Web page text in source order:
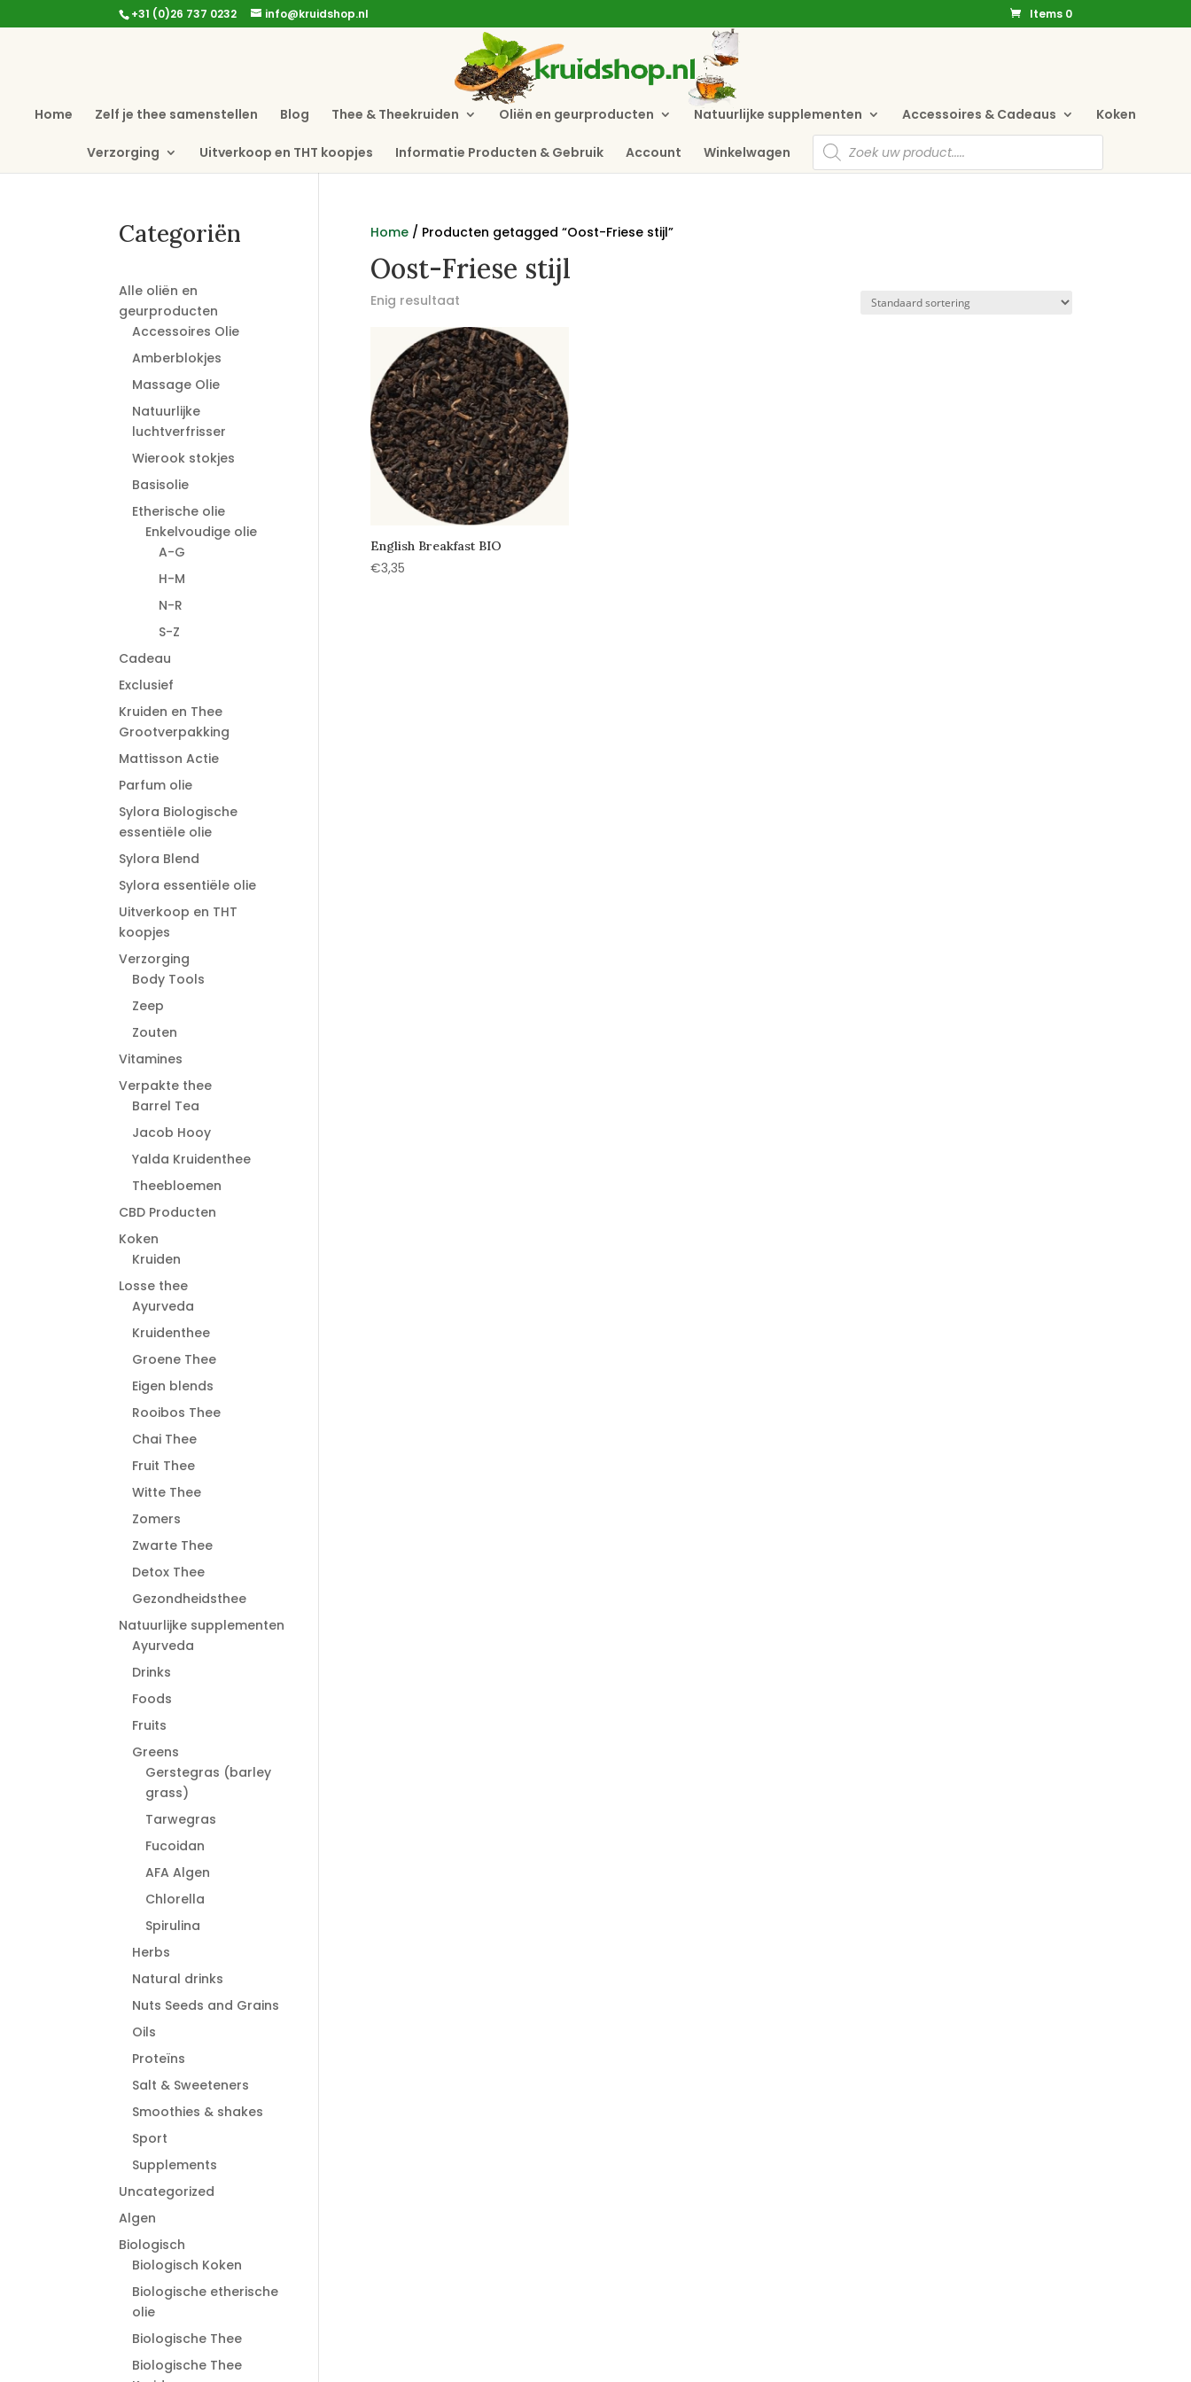
+31 (0)26 737 0232 info@kruidshop.nl Items 0
Home Zelf je thee samenstellen Blog Thee & Theekruiden Oliën en geurproducten Natuurlijke supplementen Accessoires & Cadeaus Koken
Verzorging Uitverkoop en THT koopjes Informatie Producten & Gebruik Account Winkelwagen
Producten
zoeken
Home/ Producten getagged “Oost-Friese stijl”
Oost-Friese stijl
Enig resultaat
English Breakfast BIO
€3,35
Categoriën
Alle oliën en
geurproducten
Accessoires Olie
Amberblokjes
Massage Olie
Natuurlijke
luchtverfrisser
Wierook stokjes
Basisolie
Etherische olie
Enkelvoudige olie
A-G
H-M
N-R
S-Z
Cadeau
Exclusief
Kruiden en Thee
Grootverpakking
Mattisson Actie
Parfum olie
Sylora Biologische
essentiële olie
Sylora Blend
Sylora essentiële olie
Uitverkoop en THT
koopjes
Verzorging
Body Tools
Zeep
Zouten
Vitamines
Verpakte thee
Barrel Tea
Jacob Hooy
Yalda Kruidenthee
Theebloemen
CBD Producten
Koken
Kruiden
Losse thee
Ayurveda
Kruidenthee
Groene Thee
Eigen blends
Rooibos Thee
Chai Thee
Fruit Thee
Witte Thee
Zomers
Zwarte Thee
Detox Thee
Gezondheidsthee
Natuurlijke supplementen
Ayurveda
Drinks
Foods
Fruits
Greens
Gerstegras (barley
grass)
Tarwegras
Fucoidan
AFA Algen
Chlorella
Spirulina
Herbs
Natural drinks
Nuts Seeds and Grains
Oils
Proteïns
Salt & Sweeteners
Smoothies & shakes
Sport
Supplements
Uncategorized
Algen
Biologisch
Biologisch Koken
Biologische etherische
olie
Biologische Thee
Biologische Thee